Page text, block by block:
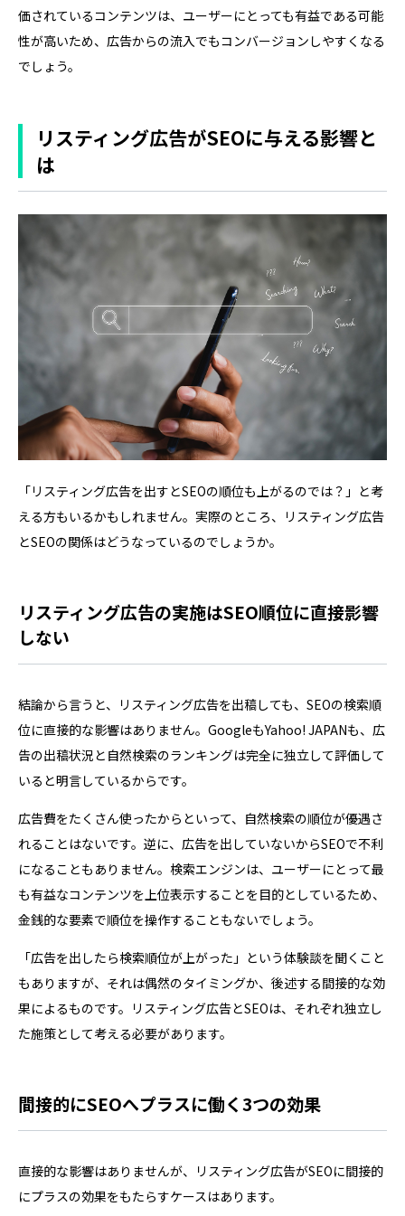
価されているコンテンツは、ユーザーにとっても有益である可能
性が高いため、広告からの流入でもコンバージョンしやすくなる
でしょう。
リスティング広告がSEOに与える影響と
は
「リスティング広告を出すとSEOの順位も上がるのでは？」と考
える方もいるかもしれません。実際のところ、リスティング広告
とSEOの関係はどうなっているのでしょうか。
リスティング広告の実施はSEO順位に直接影響
しない
結論から言うと、リスティング広告を出稿しても、SEOの検索順
位に直接的な影響はありません。GoogleもYahoo! JAPANも、広
告の出稿状況と自然検索のランキングは完全に独立して評価して
いると明言しているからです。
広告費をたくさん使ったからといって、自然検索の順位が優遇さ
れることはないです。逆に、広告を出していないからSEOで不利
になることもありません。検索エンジンは、ユーザーにとって最
も有益なコンテンツを上位表示することを目的としているため、
金銭的な要素で順位を操作することもないでしょう。
「広告を出したら検索順位が上がった」という体験談を聞くこと
もありますが、それは偶然のタイミングか、後述する間接的な効
果によるものです。リスティング広告とSEOは、それぞれ独立し
た施策として考える必要があります。
間接的にSEOへプラスに働く3つの効果
直接的な影響はありませんが、リスティング広告がSEOに間接的
にプラスの効果をもたらすケースはあります。